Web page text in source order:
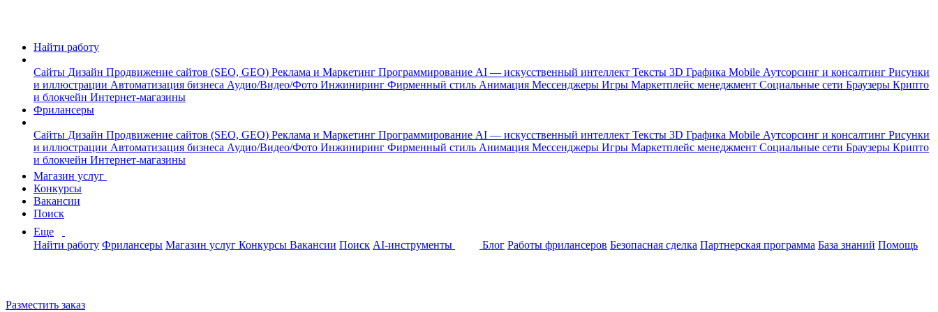
Найти работу
Сайты Дизайн Продвижение сайтов (SEO, GEO) Реклама и Маркетинг Программирование AI — искусственный интеллект Тексты 3D Графика Mobile Аутсорсинг и консалтинг Рисунки
и иллюстрации Автоматизация бизнеса Аудио/Видео/Фото Инжиниринг Фирменный стиль Анимация Мессенджеры Игры Маркетплейс менеджмент Социальные сети Браузеры Крипто
и блокчейн Интернет-магазины
Фрилансеры
Сайты Дизайн Продвижение сайтов (SEO, GEO) Реклама и Маркетинг Программирование AI — искусственный интеллект Тексты 3D Графика Mobile Аутсорсинг и консалтинг Рисунки
и иллюстрации Автоматизация бизнеса Аудио/Видео/Фото Инжиниринг Фирменный стиль Анимация Мессенджеры Игры Маркетплейс менеджмент Социальные сети Браузеры Крипто
и блокчейн Интернет-магазины
Магазин услуг
Конкурсы
Вакансии
Поиск
Еще
Найти работу Фрилансеры Магазин услуг Конкурсы Вакансии Поиск AI-инструменты Блог Работы фрилансеров Безопасная сделка Партнерская программа База знаний Помощь
Разместить заказ